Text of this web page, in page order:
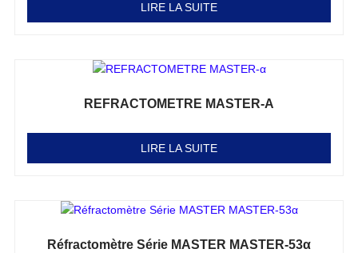
LIRE LA SUITE
REFRACTOMETRE MASTER-Α
LIRE LA SUITE
Réfractomètre Série MASTER MASTER-53α